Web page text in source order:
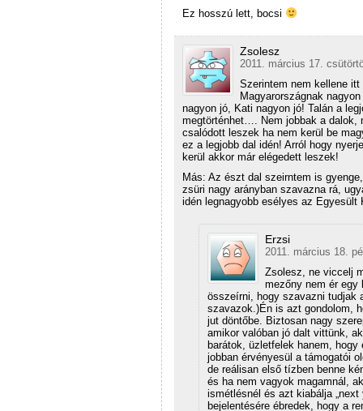
Ez hosszú lett, bocsi
Zsolesz
2011. március 17.
Szerintem nem kellene
Magyarországnak
nagyon jó, Kati nagyon jó! Talán a
megtörténhet…. Nem jobbak a dalok,
csalódott leszek ha nem kerül be
ez a legjobb dal idén! Arról hogy
kerül akkor már elégedett leszek!
Más: Az észt dal szeirntem is
zsüri nagy arányban szavazna rá,
idén legnagyobb esélyes az Egyesült
Erzsi
2011. március 18.
Zsolesz, ne viccelj
mezőny nem ér
összeírni, hogy szavazni tudjak
szavazok.)Én is azt gondolom,
jut döntőbe. Biztosan nagy
amikor valóban jó dalt vittünk,
barátok, üzletfelek hanem,
jobban érvényesül a támogatói
de reálisan első tízben benne
és ha nem vagyok magamnál,
ismétlésnél és azt kiabálja
bejelentésére ébredek, hogy a